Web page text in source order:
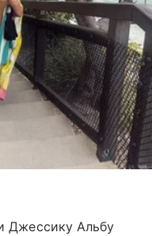
Джессику Альбу